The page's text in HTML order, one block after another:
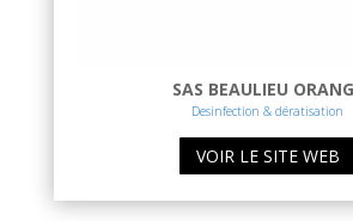
SAS BEAULIEU
Desinfection & dératisation
VOIR LE SITE WEB